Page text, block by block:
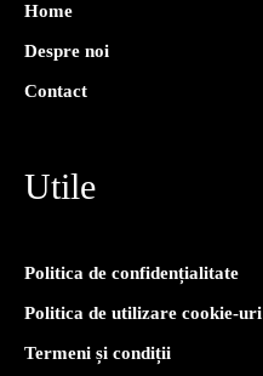
Home
Despre noi
Contact
Utile
Politica de confidențialitate
Politica de utilizare cookie-uri
Termeni și condiții